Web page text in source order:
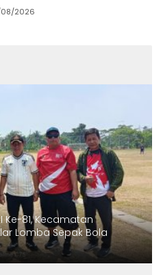
2026
Ke-81, Kecamatan
Lomba Sepak Bola